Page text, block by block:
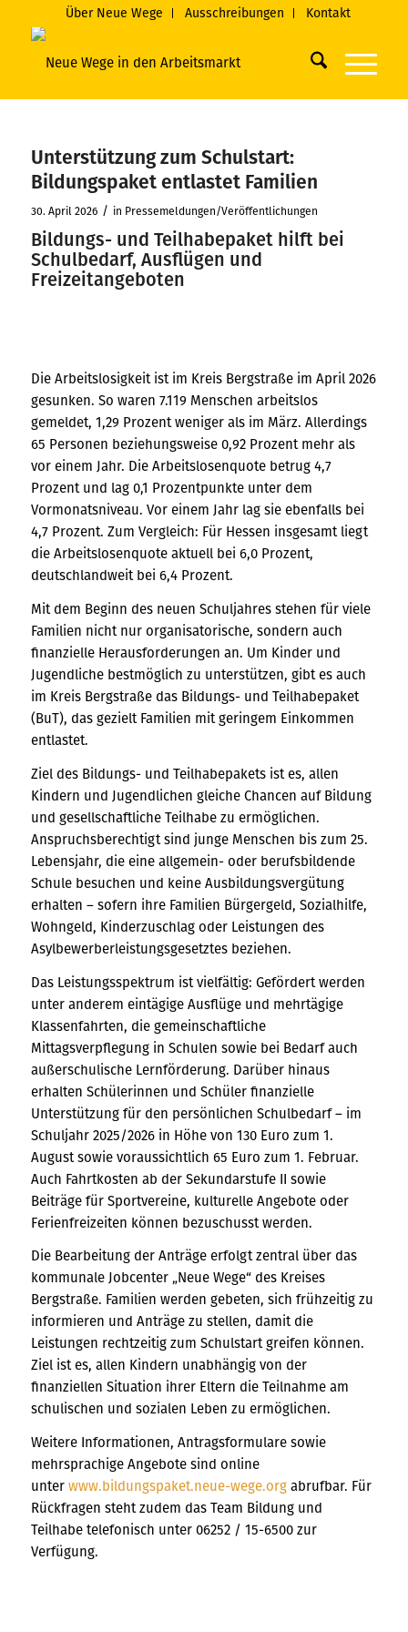
Über Neue Wege Ausschreibungen Kontakt
Unterstützung zum Schulstart:
Bildungspaket entlastet Familien
30. April 2026 / in Pressemeldungen/Veröffentlichungen
Bildungs- und Teilhabepaket hilft bei
Schulbedarf, Ausflügen und
Freizeitangeboten
Die Arbeitslosigkeit ist im Kreis Bergstraße im April 2026
gesunken. So waren 7.119 Menschen arbeitslos
gemeldet, 1,29 Prozent weniger als im März. Allerdings
65 Personen beziehungsweise 0,92 Prozent mehr als
vor einem Jahr. Die Arbeitslosenquote betrug 4,7
Prozent und lag 0,1 Prozentpunkte unter dem
Vormonatsniveau. Vor einem Jahr lag sie ebenfalls bei
4,7 Prozent. Zum Vergleich: Für Hessen insgesamt liegt
die Arbeitslosenquote aktuell bei 6,0 Prozent,
deutschlandweit bei 6,4 Prozent.
Mit dem Beginn des neuen Schuljahres stehen für viele
Familien nicht nur organisatorische, sondern auch
finanzielle Herausforderungen an. Um Kinder und
Jugendliche bestmöglich zu unterstützen, gibt es auch
im Kreis Bergstraße das Bildungs- und Teilhabepaket
(BuT), das gezielt Familien mit geringem Einkommen
entlastet.
Ziel des Bildungs- und Teilhabepakets ist es, allen
Kindern und Jugendlichen gleiche Chancen auf Bildung
und gesellschaftliche Teilhabe zu ermöglichen.
Anspruchsberechtigt sind junge Menschen bis zum 25.
Lebensjahr, die eine allgemein- oder berufsbildende
Schule besuchen und keine Ausbildungsvergütung
erhalten – sofern ihre Familien Bürgergeld, Sozialhilfe,
Wohngeld, Kinderzuschlag oder Leistungen des
Asylbewerberleistungsgesetztes beziehen.
Das Leistungsspektrum ist vielfältig: Gefördert werden
unter anderem eintägige Ausflüge und mehrtägige
Klassenfahrten, die gemeinschaftliche
Mittagsverpflegung in Schulen sowie bei Bedarf auch
außerschulische Lernförderung. Darüber hinaus
erhalten Schülerinnen und Schüler finanzielle
Unterstützung für den persönlichen Schulbedarf – im
Schuljahr 2025/2026 in Höhe von 130 Euro zum 1.
August sowie voraussichtlich 65 Euro zum 1. Februar.
Auch Fahrtkosten ab der Sekundarstufe II sowie
Beiträge für Sportvereine, kulturelle Angebote oder
Ferienfreizeiten können bezuschusst werden.
Die Bearbeitung der Anträge erfolgt zentral über das
kommunale Jobcenter „Neue Wege“ des Kreises
Bergstraße. Familien werden gebeten, sich frühzeitig zu
informieren und Anträge zu stellen, damit die
Leistungen rechtzeitig zum Schulstart greifen können.
Ziel ist es, allen Kindern unabhängig von der
finanziellen Situation ihrer Eltern die Teilnahme am
schulischen und sozialen Leben zu ermöglichen.
Weitere Informationen, Antragsformulare sowie
mehrsprachige Angebote sind online
unterwww.bildungspaket.neue-wege.orgabrufbar. Für
Rückfragen steht zudem das Team Bildung und
Teilhabe telefonisch unter 06252 / 15-6500 zur
Verfügung.